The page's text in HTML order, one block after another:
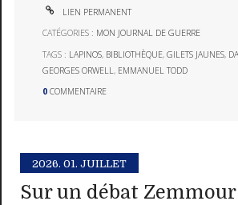
LIEN PERMANENT
CATÉGORIES : MON JOURNAL DE GUERRE
TAGS : LAPINOS, BIBLIOTHÈQUE,GILETS JAUNES,
GEORGES ORWELL , EMMANUEL TODD
0 COMMENTAIRE
2026. 01. JUILLET
Sur un débat